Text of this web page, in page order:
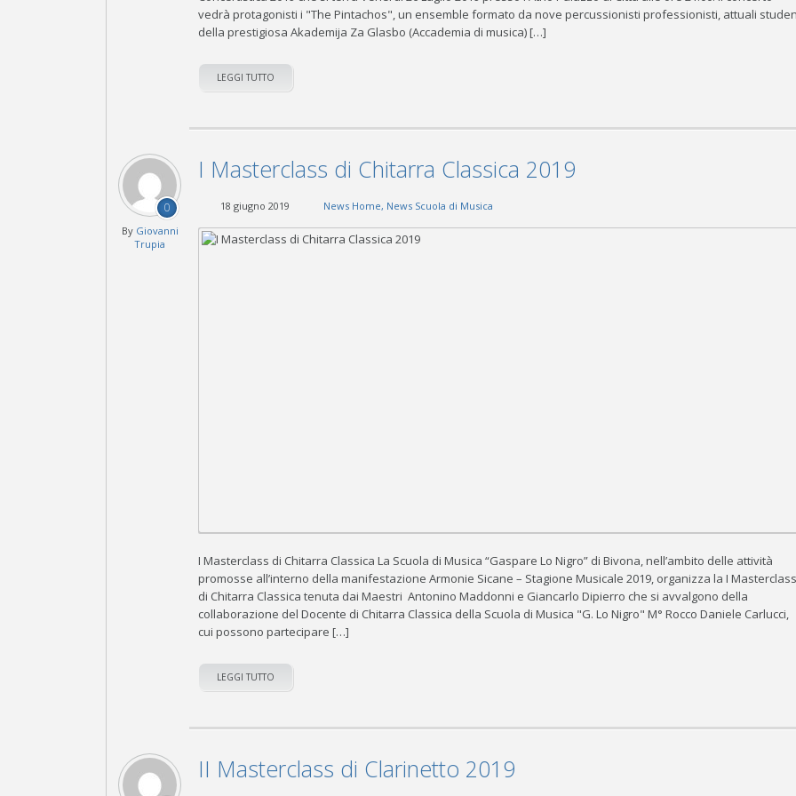
vedrà protagonisti i "The Pintachos", un ensemble formato da nove percussionisti professionisti, attuali
della prestigiosa Akademija Za Glasbo (Accademia di musica) […]
LEGGI TUTTO
I Masterclass di Chitarra Classica 2019
0
By Giovanni
Trupia
18 giugno 2019 News Home, News Scuola di Musica
I Masterclass di Chitarra Classica La Scuola di Musica “Gaspare Lo Nigro” di Bivona, nell’ambito delle attività
promosse all’interno della manifestazione Armonie Sicane – Stagione Musicale 2019, organizza la I
di Chitarra Classica tenuta dai Maestri Antonino Maddonni e Giancarlo Dipierro che si avvalgono della
collaborazione del Docente di Chitarra Classica della Scuola di Musica "G. Lo Nigro" M° Rocco Daniele Carlucci,
cui possono partecipare […]
LEGGI TUTTO
II Masterclass di Clarinetto 2019